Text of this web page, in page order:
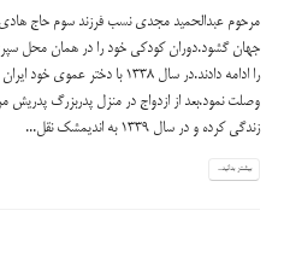
جهان گشود.دوران کودکی خود را در همان محل
را ادامه دادند.در سال 1338 با
زندگی کرده و در سال 1339 به اندیمشک نقل...
بیشتر بدانید...